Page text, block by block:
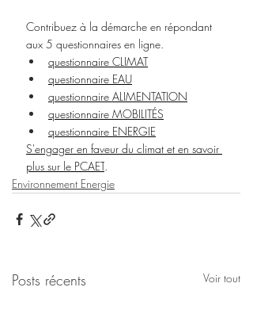
Contribuez à la démarche en répondant
aux 5 questionnaires en ligne.
questionnaire CLIMAT
questionnaire EAU
questionnaire ALIMENTATION
questionnaire MOBILITÉS
questionnaire ENERGIE
S'engager en faveur du climat et en savoir
plus sur le PCAET
Environnement Energie
Posts récents Voir tout